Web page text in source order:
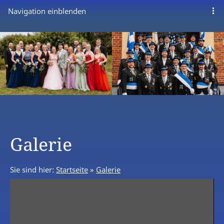
Navigation einblenden
Galerie
Sie sind hier: Startseite » Galerie